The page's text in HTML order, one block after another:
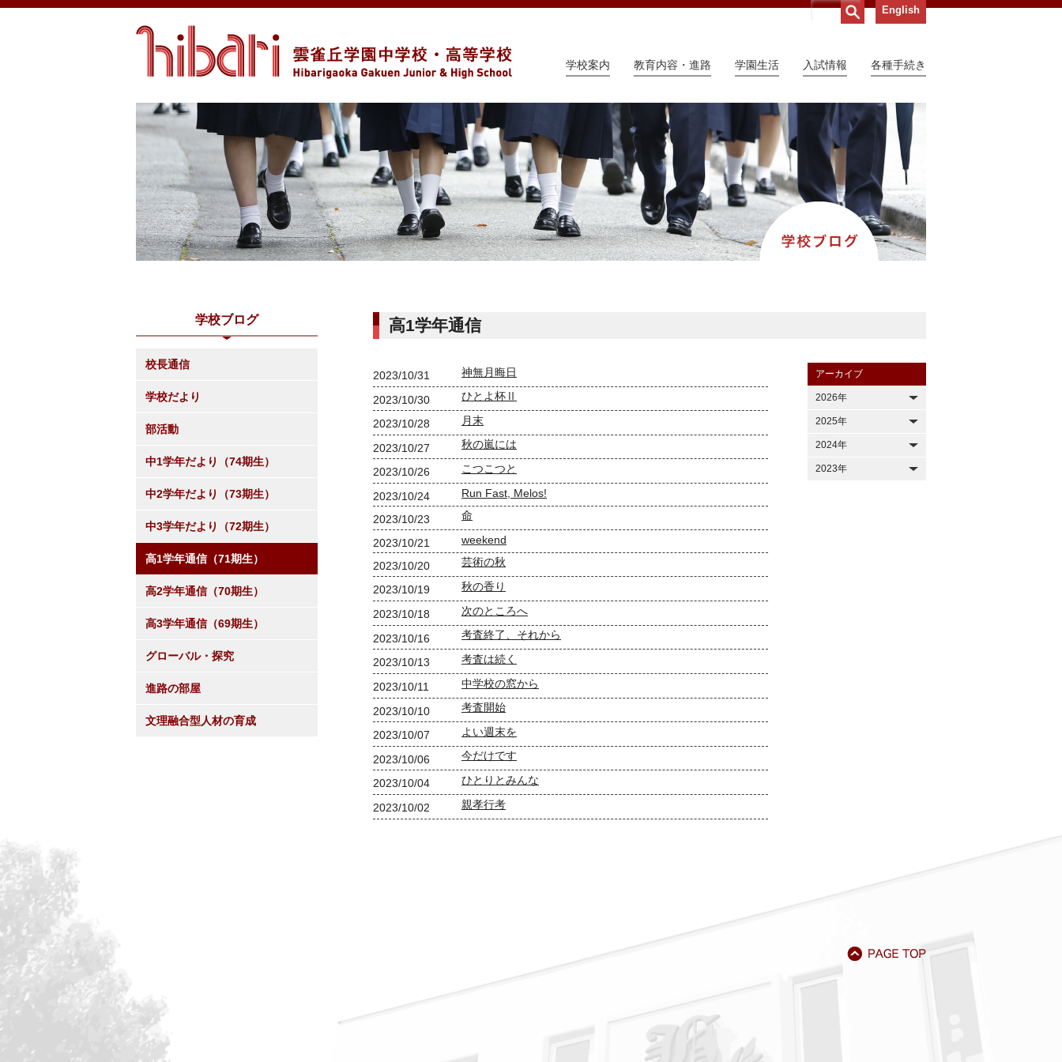
English
学校案内 教育内容・進路 学園生活 入試情報 各種手続き
高1学年通信
2023/10/31 神無月晦日
2023/10/30 ひとよ杯Ⅱ
2023/10/28 月末
2023/10/27 秋の嵐には
2023/10/26 こつこつと
2023/10/24 Run Fast, Melos!
2023/10/23 命
2023/10/21 weekend
2023/10/20 芸術の秋
2023/10/19 秋の香り
2023/10/18 次のところへ
2023/10/16 考査終了、それから
2023/10/13 考査は続く
2023/10/11 中学校の窓から
2023/10/10 考査開始
2023/10/07 よい週末を
2023/10/06 今だけです
2023/10/04 ひとりとみんな
2023/10/02 親孝行考
アーカイブ
2026年
2025年
2024年
2023年
学校ブログ
校長通信
学校だより
部活動
中1学年だより（74期生）
中2学年だより（73期生）
中3学年だより（72期生）
高1学年通信（71期生）
高2学年通信（70期生）
高3学年通信（69期生）
グローバル・探究
進路の部屋
文理融合型人材の育成